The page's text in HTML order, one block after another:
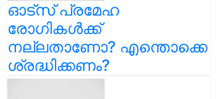
ഓട്സ് പ്രമേഹ
രോഗികൾക്ക്
നല്ലതാണോ? എന്തൊക്കെ
ശ്രദ്ധിക്കണം?